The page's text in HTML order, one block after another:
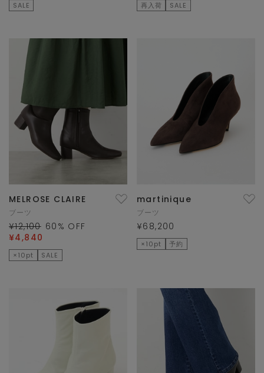
SALE 再入荷 SALE
MELROSE CLAIRE
ブーツ
¥12,100 60 % OFF
¥4,840
×10pt SALE
martinique
ブーツ
¥68,200
×10pt 予約